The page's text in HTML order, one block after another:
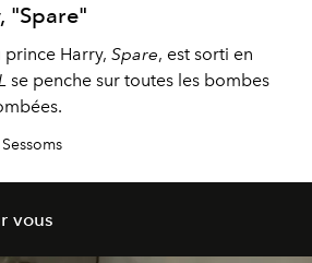
"Spare"
Harry, Spare, est sorti en
se penche sur toutes les bombes
vous